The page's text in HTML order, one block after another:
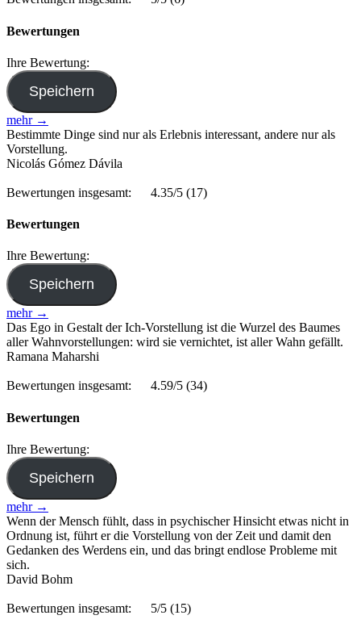
Bewertungen
Ihre Bewertung:
mehr →
Bestimmte Dinge sind nur als Erlebnis interessant, andere nur als
Vorstellung.
Nicolás Gómez Dávila
Bewertungen insgesamt: 4.35/5 (17)
Bewertungen
Ihre Bewertung:
mehr →
Das Ego in Gestalt der Ich-Vorstellung ist die Wurzel des Baumes
aller Wahnvorstellungen: wird sie vernichtet, ist aller Wahn gefällt.
Ramana Maharshi
Bewertungen insgesamt: 4.59/5 (34)
Bewertungen
Ihre Bewertung:
mehr →
Wenn der Mensch fühlt, dass in psychischer Hinsicht etwas nicht in
Ordnung ist, führt er die Vorstellung von der Zeit und damit den
Gedanken des Werdens ein, und das bringt endlose Probleme mit
sich.
David Bohm
Bewertungen insgesamt: 5/5 (15)